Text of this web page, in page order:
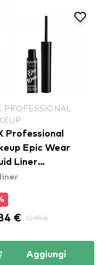
PROFESSIONAL
Professional
Epic Wear
Liner
- White
€ 12.99 €
Aggiungi